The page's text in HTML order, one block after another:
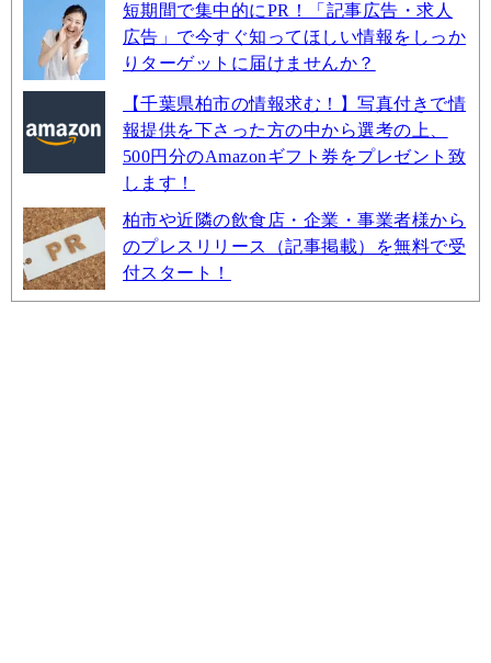
短期間で集中的にPR！「記事広告・求人
広告」で今すぐ知ってほしい情報をしっか
りターゲットに届けませんか？
【千葉県柏市の情報求む！】写真付きで情
報提供を下さった方の中から選考の上、
500円分のAmazonギフト券をプレゼント致
します！
柏市や近隣の飲食店・企業・事業者様から
のプレスリリース（記事掲載）を無料で受
付スタート！